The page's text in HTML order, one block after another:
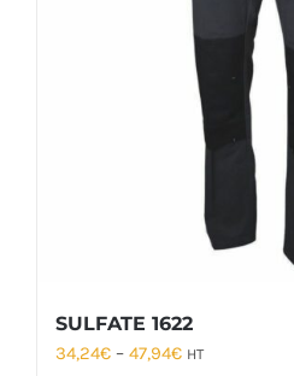
SULFATE 1622
34,24€ – 47,94€ HT